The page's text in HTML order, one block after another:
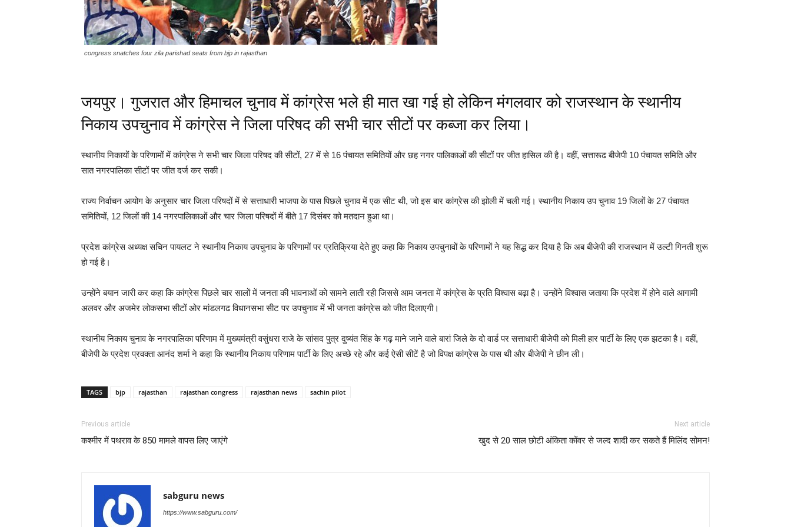
congress snatches four zila parishad seats from bjp in rajasthan
जयपुर। गुजरात और हिमाचल चुनाव में कांग्रेस भले ही मात खा गई हो लेकिन मंगलवार को राजस्थान के स्थानीय
निकाय उपचुनाव में कांग्रेस ने जिला परिषद की सभी चार सीटों पर कब्जा कर लिया।
स्थानीय निकायों के परिणामों में कांग्रेस ने सभी चार जिला परिषद की सीटों, 27 में से 16 पंचायत समितियों और छह नगर पालिकाओं की सीटों पर जीत हासिल की है। वहीं, सत्तारूढ बीजेपी 10 पंचायत समिति और
सात नगरपालिका सीटों पर जीत दर्ज कर सकी।
राज्य निर्वाचन आयोग के अनुसार चार जिला परिषदों में से सत्ताधारी भाजपा के पास पिछले चुनाव में एक सीट थी, जो इस बार कांग्रेस की झोली में चली गई। स्थानीय निकाय उप चुनाव 19 जिलों के 27 पंचायत
समितियों, 12 जिलों की 14 नगरपालिकाओं और चार जिला परिषदों में बीते 17 दिसंबर को मतदान हुआ था।
प्रदेश कांग्रेस अध्यक्ष सचिन पायलट ने स्थानीय निकाय उपचुनाव के परिणामों पर प्रतिक्रिया देते हुए कहा कि निकाय उपचुनावों के परिणामों ने यह सिद्ध कर दिया है कि अब बीजेपी की राजस्थान में उल्टी गिनती शुरू
हो गई है।
उन्होंने बयान जारी कर कहा कि कांग्रेस पिछले चार सालों में जनता की भावनाओं को सामने लाती रही जिससे आम जनता में कांग्रेस के प्रति विश्वास बढ़ा है। उन्होंने विश्वास जताया कि प्रदेश में होने वाले आगामी
अलवर और अजमेर लोकसभा सीटों ओर मांडलगढ विधानसभा सीट पर उपचुनाव में भी जनता कांग्रेस को जीत दिलाएगी।
स्थानीय निकाय चुनाव के नगरपालिका परिणाम में मुख्यमंत्री वसुंधरा राजे के सांसद पुत्र दुष्यंत सिंह के गढ़ माने जाने वाले बारां जिले के दो वार्ड पर सत्ताधारी बीजेपी को मिली हार पार्टी के लिए एक झटका है। वहीं,
बीजेपी के प्रदेश प्रवक्ता आनंद शर्मा ने कहा कि स्थानीय निकाय परिणाम पार्टी के लिए अच्छे रहे और कई ऐसी सीटें है जो विपक्ष कांग्रेस के पास थी और बीजेपी ने छीन ली।
TAGS bjp rajasthan rajasthan congress rajasthan news sachin pilot
Previous article
कश्मीर में पथराव के 850 मामले वापस लिए जाएंगे
Next article
खुद से 20 साल छोटी अंकिता कोंवर से जल्द शादी कर सकते हैं मिलिंद सोमन!
sabguru news
https://www.sabguru.com/